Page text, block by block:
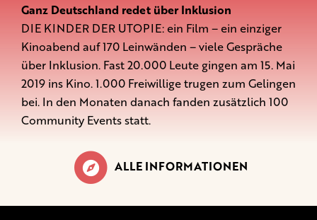
Ganz Deutschland redet über Inklusion
DIE KINDER DER UTOPIE: ein Film – ein einziger
Kinoabend auf 170 Leinwänden – viele Gespräche
über Inklusion. Fast 20.000 Leute gingen am 15. Mai
2019 ins Kino. 1.000 Freiwillige trugen zum Gelingen
bei. In den Monaten danach fanden zusätzlich 100
Community Events statt.
ALLE INFORMATIONEN